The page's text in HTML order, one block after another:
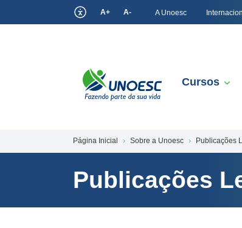
A+ A- A Unoesc
Cursos
Página Inicial Sobre a Unoesc Publicações
Publicações